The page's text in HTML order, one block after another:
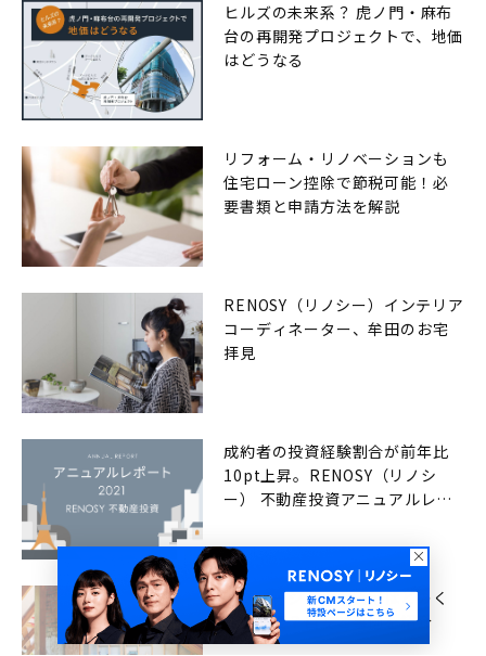
ヒルズの未来系？ 虎ノ門・麻布
台の再開発プロジェクトで、地価
はどうなる
リフォーム・リノベーションも
住宅ローン控除で節税可能！必
要書類と申請方法を解説
RENOSY（リノシー）インテリア
コーディネーター、牟田のお宅
拝見
成約者の投資経験割合が前年比
10pt上昇。RENOSY（リノシ
ー） 不動産投資アニュアルレポ
リノベーションの費用はどのく
らい必要？目安と事例を紹介